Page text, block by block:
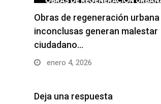
Obras de regeneración urbana
inconclusas generan malestar
ciudadano…
enero 4, 2026
Deja una respuesta